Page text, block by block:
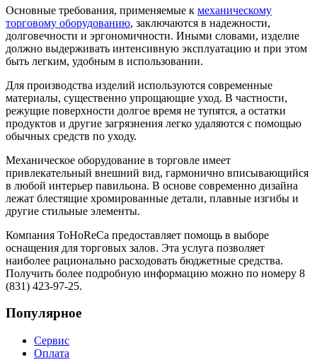
Основные требования, применяемые к механическому
торговому оборудованию, заключаются в надежности,
долговечности и эргономичности. Иными словами, изделие
должно выдерживать интенсивную эксплуатацию и при этом
быть легким, удобным в использовании.
Для производства изделий используются современные
материалы, существенно упрощающие уход. В частности,
режущие поверхности долгое время не тупятся, а остатки
продуктов и другие загрязнения легко удаляются с помощью
обычных средств по уходу.
Механическое оборудование в торговле имеет
привлекательный внешний вид, гармонично вписывающийся
в любой интерьер павильона. В основе современно дизайна
лежат блестящие хромированные детали, плавные изгибы и
другие стильные элементы.
Компания ToHoReCa предоставляет помощь в выборе
оснащения для торговых залов. Эта услуга позволяет
наиболее рационально расходовать бюджетные средства.
Получить более подробную информацию можно по номеру 8
(831) 423-97-25.
Популярное
Сервис
Оплата